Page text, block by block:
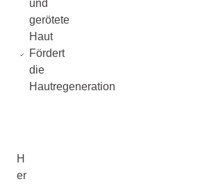
und
gerötete
Haut
Fördert
die
Hautregeneration
H
er